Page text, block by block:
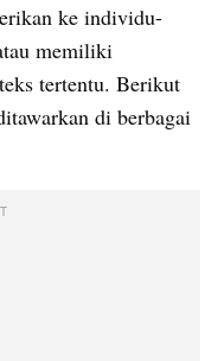
ke individu-
memiliki
tertentu. Berikut
di berbagai